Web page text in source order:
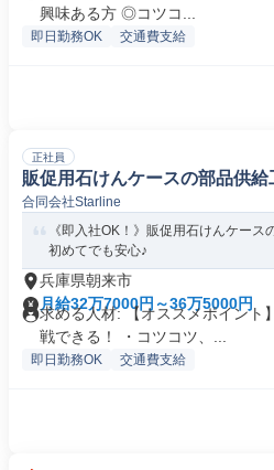
興味ある方 ◎コツコ...
即日勤務OK 交通費支給
正社員
販促用石けんケースの部品供給
合同会社Starline
《即入社OK！》販促用石けんケース
初めてでも安心♪
兵庫県朝来市
月給32万7000円～36万5000円
求める人材: 【オススメポイント
戦できる！ ・コツコツ、...
即日勤務OK 交通費支給